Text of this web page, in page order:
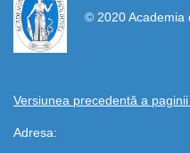
© 2020 Academia
Versiunea precedentă a paginii
Adresa: